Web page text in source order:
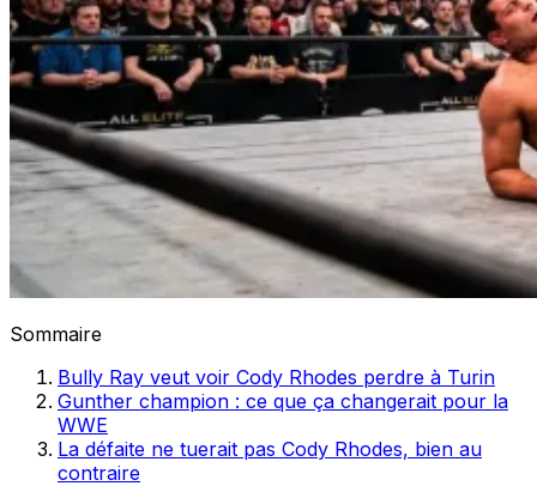
Sommaire
Bully Ray veut voir Cody Rhodes perdre à Turin
Gunther champion : ce que ça changerait pour la
WWE
La défaite ne tuerait pas Cody Rhodes, bien au
contraire